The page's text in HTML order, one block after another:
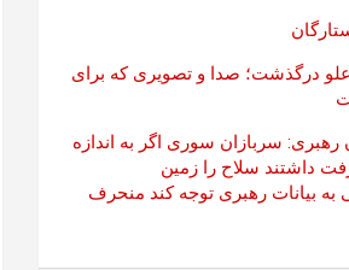
علو درگذشت؛ صدا و تصویری که برای
سربازان سوری اگر به اندازه
داشتند سلاح را زمین
بیانات رهبری توجه کند منحرف